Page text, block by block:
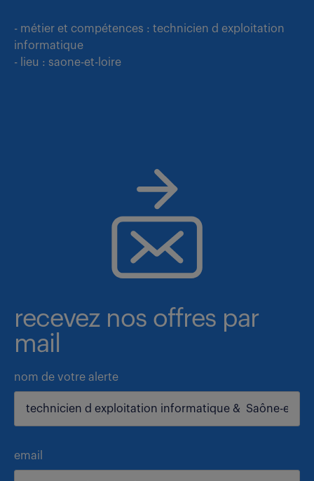
- métier et compétences : technicien d exploitation
informatique
- lieu : saone-et-loire
recevez nos offres par
mail
nom de votre alerte
email